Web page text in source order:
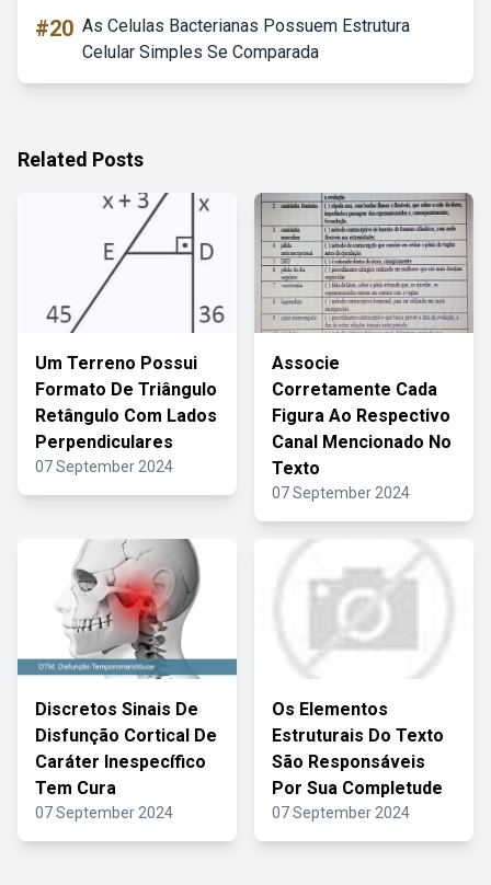
#20 As Celulas Bacterianas Possuem Estrutura
Celular Simples Se Comparada
Related Posts
Um Terreno Possui
Formato De Triângulo
Retângulo Com Lados
Perpendiculares
07 September 2024
Associe
Corretamente Cada
Figura Ao Respectivo
Canal Mencionado No
Texto
07 September 2024
Discretos Sinais De
Disfunção Cortical De
Caráter Inespecífico
Tem Cura
07 September 2024
Os Elementos
Estruturais Do Texto
São Responsáveis
Por Sua Completude
07 September 2024